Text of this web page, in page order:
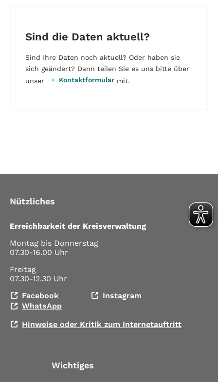
Sind die Daten aktuell?
Sind Ihre Daten noch aktuell? Oder haben sie
sich geändert? Dann teilen Sie es uns bitte über
unser
Kontaktformular mit.
Nützliches
Erreichbarkeit der Kreisverwaltung
Montag bis Donnerstag
07.30-16.00 Uhr
Freitag
07.30-12.30 Uhr
Facebook
Instagram
WhatsApp
Hinweise oder Kritik zum Internetauftritt
Wichtiges